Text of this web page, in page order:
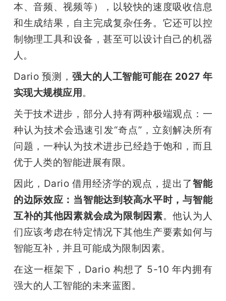
本、音频、视频等），以较快的速度吸收信息
和生成结果，自主完成复杂任务。它还可以控
制物理工具和设备，甚至可以设计自己的机器
人。
Dario 预测， 强大的人工智能可能在 2027 年
实现大规模应用。
关于技术进步，部分人持有两种极端观点：一
种认为技术会迅速引发“奇点”，立刻解决所有
问题，一种认为技术进步已经趋于饱和，而且
优于人类的智能进展有限。
因此，Dario 借用经济学的观点，提出了智能
的边际效应：当智能达到较高水平时，与智能
互补的其他因素就会成为限制因素。他认为人
们应该考虑在特定情况下其他生产要素如何与
智能互补，并且可能成为限制因素。
在这一框架下，Dario 构想了 5-10 年内拥有
强大的人工智能的未来蓝图。